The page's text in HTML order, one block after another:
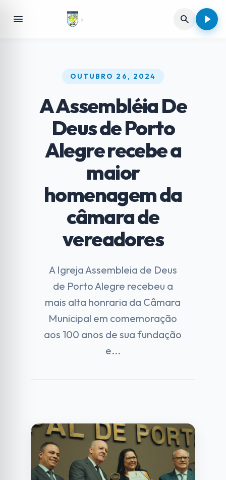
menu
de Porto Alegre search play_arrow
OUTUBRO 26, 2024
A Assembléia De
Deus de Porto
Alegre recebe a
maior
homenagem da
câmara de
vereadores
A Igreja Assembleia de Deus
de Porto Alegre recebeu a
mais alta honraria da Câmara
Municipal em comemoração
aos 100 anos de sua fundação
e...